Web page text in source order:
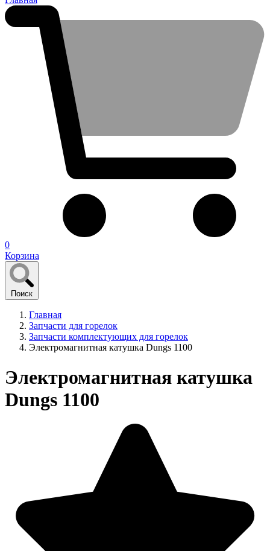
0
Корзина
Поиск
Главная
Запчасти для горелок
Запчасти комплектующих для горелок
Электромагнитная катушка Dungs 1100
Электромагнитная катушка
Dungs 1100